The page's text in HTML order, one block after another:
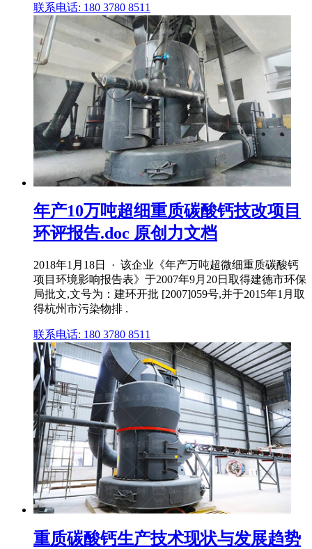
联系电话: 180 3780 8511
年产10万吨超细重质碳酸钙技改项目
环评报告.doc 原创力文档
2018年1月18日 · 该企业《年产万吨超微细重质碳酸钙
项目环境影响报告表》于2007年9月20日取得建德市环保
局批文,文号为：建环开批 [2007]059号,并于2015年1月取
得杭州市污染物排 .
联系电话: 180 3780 8511
重质碳酸钙生产技术现状与发展趋势